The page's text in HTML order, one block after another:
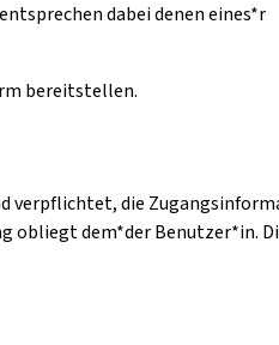
dabei denen eines*r
bereitstellen.
verpflichtet, die
obliegt dem*der Benutzer*in.